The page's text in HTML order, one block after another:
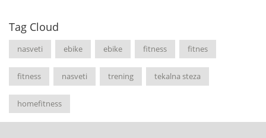
Tag Cloud
nasveti ebike ebike fitness fitnes
fitness nasveti trening tekalna steza
homefitness